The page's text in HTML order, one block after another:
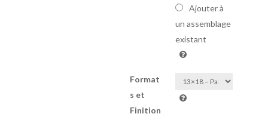
Ajouter à
un assemblage
existant
Format
s et
Finition